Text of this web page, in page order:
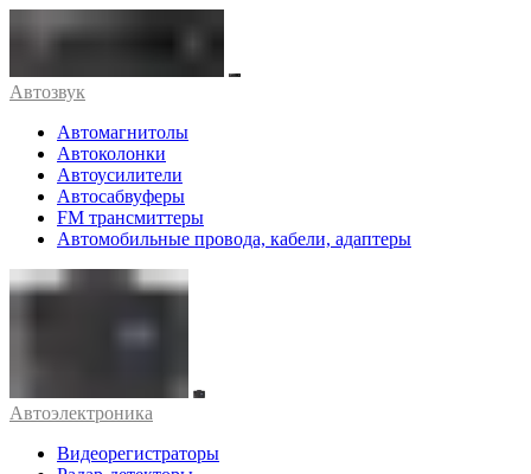
Автозвук
Автомагнитолы
Автоколонки
Автоусилители
Автосабвуферы
FM трансмиттеры
Автомобильные провода, кабели, адаптеры
Автоэлектроника
Видеорегистраторы